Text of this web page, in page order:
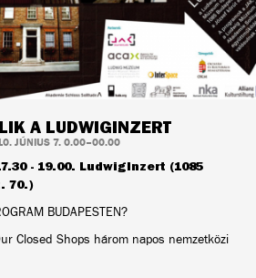
A LUDWIGINZERT
JÚNIUS 7. 0.00–00.00
- 19.00. LudwigInzert (1085
70.)
BUDAPESTEN?
Closed Shops három napos nemzetközi